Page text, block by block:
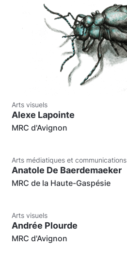
Arts visuels
Alexe Lapointe
MRC d'Avignon
Arts médiatiques et communications
Anatole De Baerdemaeker
MRC de la Haute-Gaspésie
Arts visuels
Andrée Plourde
MRC d'Avignon